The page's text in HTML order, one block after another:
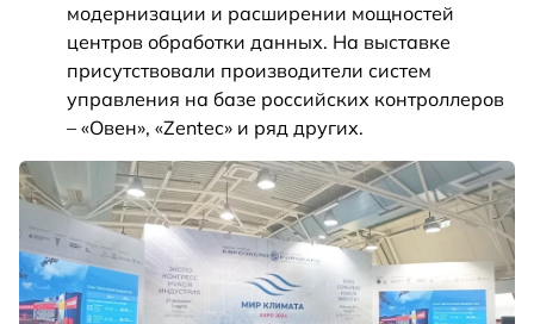
модернизации и расширении мощностей
центров обработки данных. На выставке
присутствовали производители систем
управления на базе российских контроллеров
– «Овен», «Zentec» и ряд других.